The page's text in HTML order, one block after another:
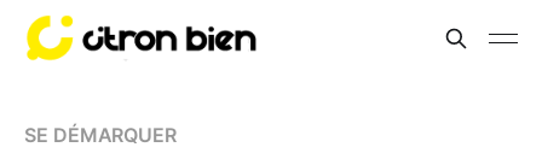
SE DÉMARQUER